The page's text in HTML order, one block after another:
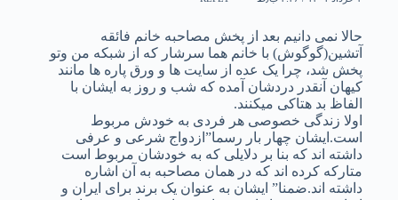
حالا نمی دانیم بعد از پخش مصاحبه خانم فائقه
آتشین(گوگوش) با خانم هما سرشار که از شبکه من وتو
پخش شد، چرا یک عده از سایت ها و ورق پاره ها مانند
کیهان آنقدر دردشان آمده که شب و روز به ایشان با
الفاظ بد هتاکی میکنند.
اولا زندگی خصوصی هر فردی به خودش مربوط
است.ایشان چهار بار رسما”ازدواج شرعی و عرفی
داشته اند که بنا بر دلایلی که به خودشان مربوط است
متارکه کرده اند که در همان مصاحبه به آن اشاره
داشته اند.ضمنا” ایشان به عنوان یک برند برای ایران و